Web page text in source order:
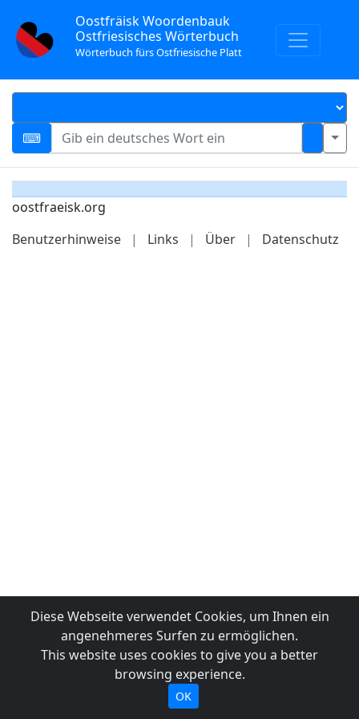
Oostfräisk Woordenbauk
Ostfriesisches Wörterbuch
Wörterbuch fürs Ostfriesische Platt
oostfraeisk.org
Benutzerhinweise
| Links | Über | Datenschutz
Diese Webseite verwendet Cookies, um Ihnen ein
angenehmeres Surfen zu ermöglichen.
This website uses cookies to give you a better
browsing experience.
OK